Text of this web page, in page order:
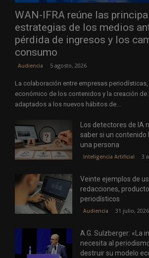
WAN-IFRA reúne las
estrategias de los medios
pérdida de ingresos y los
consumo
Audiencia 5 agosto, 2026
La colaboración entre empresas
económico de los contenidos y la creación
adaptados a los nuevos hábitos de...
Los detectores de IA
saber si un contenido
una persona
Inteligencia Artificial 3
Veinte ejemplos de
redacciones,
periodísticos
Audiencia 31 julio, 2026
A.G. Sulzberger: «La
necesita al
destruir su modelo